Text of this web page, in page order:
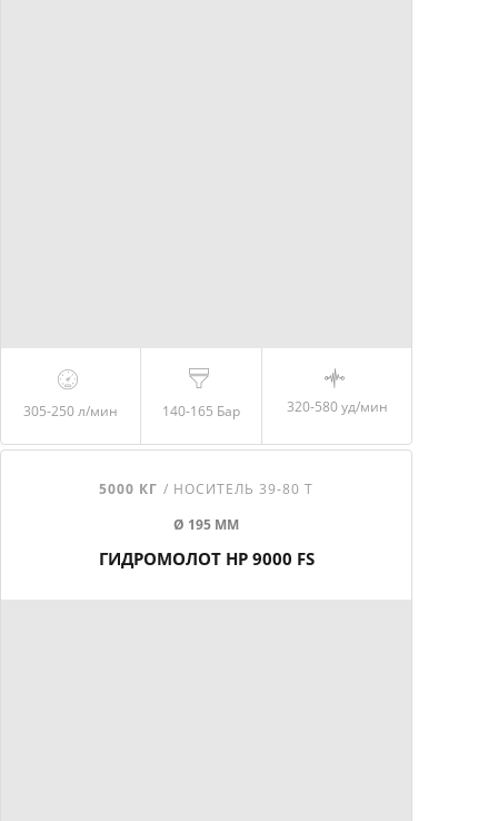
305-250л/мин 140-165 Бар 320-580 уд/мин
5000 КГ / НОСИТЕЛЬ 39-80 Т
Ø 195 ММ
ГИДРОМОЛОТ HP 9000 FS